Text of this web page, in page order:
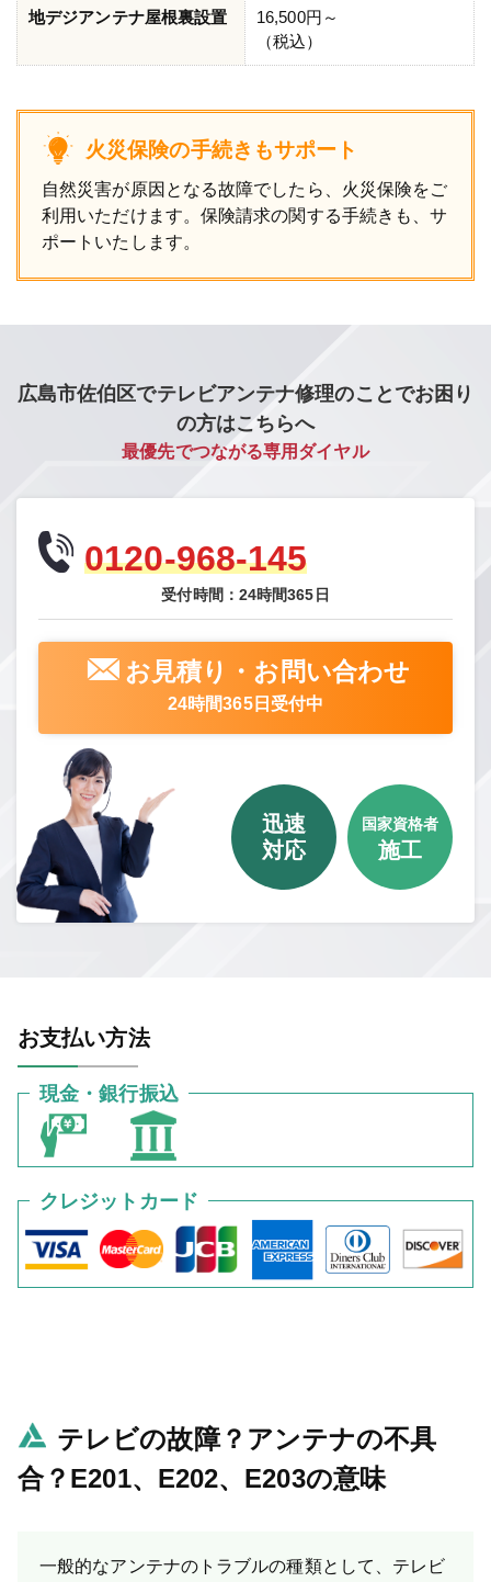
地デジアンテナ屋根裏設置
16,500円～
（税込）
火災保険の手続きもサポート
自然災害が原因となる故障でしたら、火災保険をご
利用いただけます。保険請求の関する手続きも、サ
ポートいたします。
広島市佐伯区でテレビアンテナ修理のことでお困り
の方はこちらへ
最優先でつながる専用ダイヤル
0120-968-145
受付時間：24時間365日
お見積り・お問い合わせ
24時間365日受付中
迅速
対応
国家資格者
施工
お支払い方法
現金・銀行振込
クレジットカード
テレビの故障？アンテナの不具
合？E201、E202、E203の意味
一般的なアンテナのトラブルの種類として、テレビ